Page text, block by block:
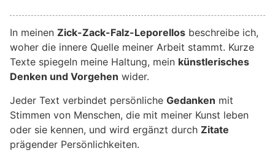
In meinen Zick-Zack-Falz-Leporellos beschreibe ich,
woher die innere Quelle meiner Arbeit stammt. Kurze
Texte spiegeln meine Haltung, mein künstlerisches
Denken und Vorgehen wider.
Jeder Text verbindet persönliche Gedanken mit
Stimmen von Menschen, die mit meiner Kunst leben
oder sie kennen, und wird ergänzt durch Zitate
prägender Persönlichkeiten.